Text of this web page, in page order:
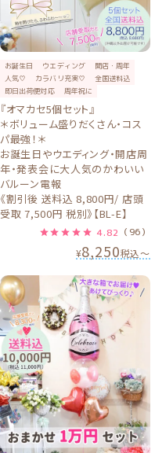
お誕生日 ウエディング
開店・周年
人気♡
カラバリ充実♡
全国送料込
即日出荷便対応
周年祝に
『オマカセ5個セット』
＊ボリューム盛りだくさん・コス
パ最強！＊
お誕生日やウエディング・開店周
年・発表会に大人気のかわいい
バルーン電報
《割引後 送料込 8,800円/ 店頭
受取 7,500円 税別》【BL-E】
4.82 （96）
¥8,250税込〜